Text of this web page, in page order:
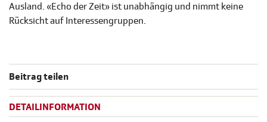
Ausland. «Echo der Zeit» ist unabhängig und nimmt keine
Rücksicht auf Interessengruppen.
Beitrag teilen
DETAILINFORMATION